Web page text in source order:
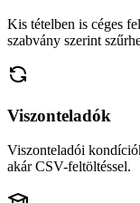
Kis tételben is céges
szabvány szerint
Viszonteladók
Viszonteladói
akár CSV-feltöltéssel.